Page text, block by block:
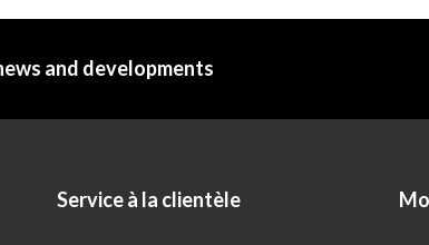
and developments
Service à la clientèle